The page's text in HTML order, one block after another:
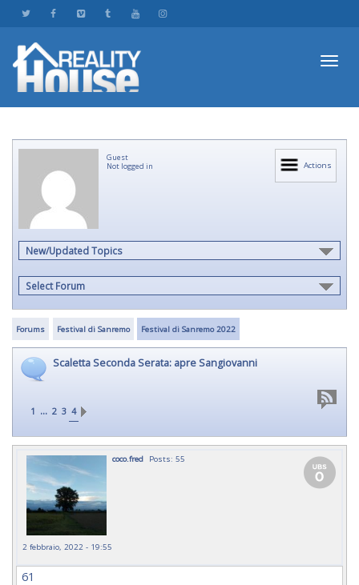
Actions
Guest
Not logged in
New/Updated Topics
Select Forum
Forums Festival di Sanremo Festival di Sanremo 2022
Scaletta Seconda Serata: apre Sangiovanni
1 ... 2 3 4
coco.fred Posts: 55
2 febbraio, 2022 - 19:55
61